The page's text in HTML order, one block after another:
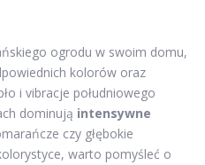
ogrodu w swoim domu,
kolorów oraz
i vibracje południowego
dominują intensywne
czy głębokie
warto pomyśleć o